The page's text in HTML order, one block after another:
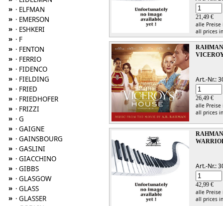
» · ELFMAN
» · EMERSON
» · ESHKERI
» · F
» · FENTON
» · FERRIO
» · FIDENCO
» · FIELDING
» · FRIED
» · FRIEDHOFER
» · FRIZZI
» · G
» · GAIGNE
» · GAINSBOURG
» · GASLINI
» · GIACCHINO
» · GIBBS
» · GLASGOW
» · GLASS
» · GLASSER
21,49 €
alle
all prices
Art.-Nr.:
26,49 €
alle
all prices
Art.-Nr.:
42,99 €
alle
all prices